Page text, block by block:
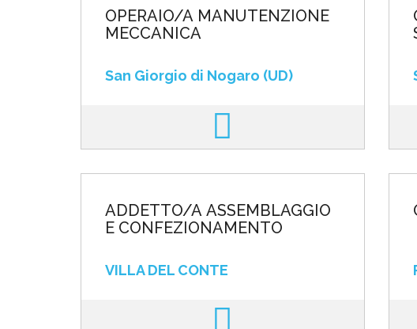
OPERAIO/A MANUTENZIONE
MECCANICA
San Giorgio di Nogaro (UD)
ADDETTO/A ASSEMBLAGGIO
E CONFEZIONAMENTO
VILLA DEL CONTE